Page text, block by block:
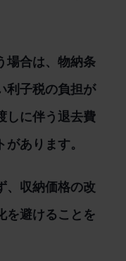
場合は、物納条
利子税の負担が
しに伴う退去費
あります。
、収納価格の改
を避けることを